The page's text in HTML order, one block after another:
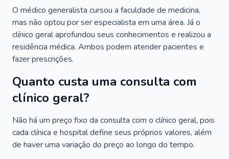
O médico generalista cursou a faculdade de medicina,
mas não optou por ser especialista em uma área. Já o
clínico geral aprofundou seus conhecimentos e realizou a
residência médica. Ambos podem atender pacientes e
fazer prescrições.
Quanto custa uma consulta com
clínico geral?
Não há um preço fixo da consulta com o clínico geral, pois
cada clínica e hospital define seus próprios valores, além
de haver uma variação do preço ao longo do tempo.